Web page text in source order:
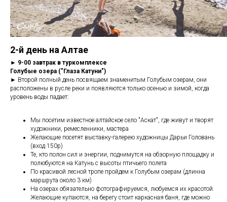
2-й день на Алтае
► 9-00 завтрак в туркомплексе
Голубые озера ("Глаза Катуни")
► Второй полный день посвящаем знаменитым Голубым озерам, они
расположены в русле реки и появляются только осенью и зимой, когда
уровень воды падает:
Мы посетим известное алтайское село "Аскат", где живут и творят
художники, ремесленники, мастера
Желающие посетят выставку-галерею художницы Дарьи Головань
(вход 150р)
Те, кто полон сил и энергии, поднимутся на обзорную площадку и
полюбуются на Катунь с высоты птичьего полета
По красивой лесной тропе пройдем к Голубым озерам (длинна
маршрута около 3 км)
На озерах обязательно фотографируемся, любуемся их красотой.
Желающие купаются, на берегу стоит каркасная баня, где можно